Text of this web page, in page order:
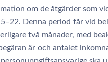
om de åtgärder som
Denna period får vid
två månader, med
är och antalet